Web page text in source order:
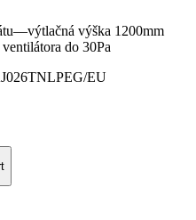
výška 1200mm
do 30Pa
EU